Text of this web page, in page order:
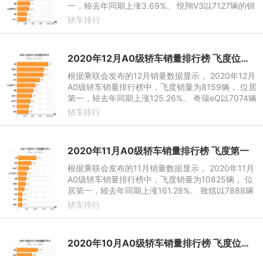
一，较去年同期上涨3.69%。 悦翔V3以7127辆的销
量位居第二，较去年同期上涨609.15%，本年累计销
轿车排行
2020年12月A0级轿车销量排行榜 飞度位居第一
根据乘联会发布的12月销量数据显示， 2020年12月
A0级轿车销量排行榜中，飞度销量为8159辆， 位居
第一，较去年同期上涨125.26%。 奇瑞eQ以7074辆
的销量位居第二，较去年同期上涨28.38%，本年累
轿车排行
2020年11月A0级轿车销量排行榜 飞度第一
根据乘联会发布的11月销量数据显示， 2020年11月
A0级轿车销量排行榜中，飞度销量为10825辆， 位
居第一，较去年同期上涨161.28%。 致炫以7888辆
的销量位居第二，较去年同期上涨10.46%，本年累
轿车排行
2020年10月A0级轿车销量排行榜 飞度位居第一